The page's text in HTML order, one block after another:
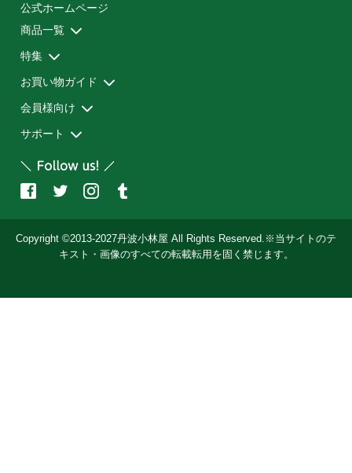
公式ホームページ
商品一覧
健康茶
サプリメント
丹波黒大豆
民芸品
初回限定お試し便
定期お届け便
【定期お届け便・ご契約者様限定】 追加注文
特集
免活特集
お客様の声
美味しいお茶の飲み方
お買い物ガイド
配送方法・送料について
お支払い方法について
会員様向け
マイアカウント
メルマガ登録・解除
サポート
プライバシーポリシー
お問い合わせ
Copyright ©2013-2027丹波小林屋 All Rights Reserved.※当サイトのテ
キスト・画像のすべての転載転用を固く禁じます。